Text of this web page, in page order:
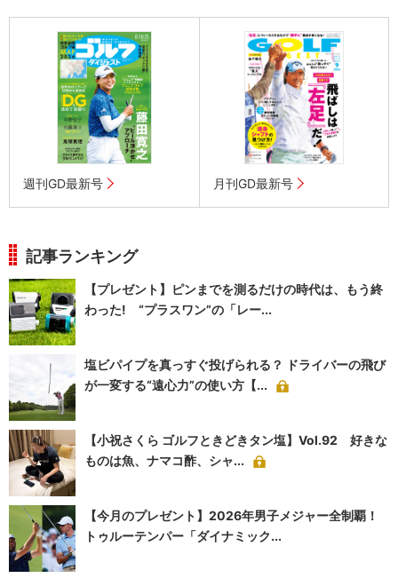
週刊GD最新号 月刊GD最新号
記事ランキング
【プレゼント】ピンまでを測るだけの時代は、もう終
わった! “プラスワン”の「レー...
塩ビパイプを真っすぐ投げられる？ ドライバーの飛び
が一変する“遠心力”の使い方【...
【小祝さくら ゴルフときどきタン塩】Vol.92 好きな
ものは魚、ナマコ酢、シャ...
【今月のプレゼント】2026年男子メジャー全制覇！
トゥルーテンパー「ダイナミック...